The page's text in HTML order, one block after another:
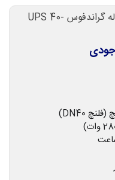
پمپ سیرکوله گراندفوس UPS 40-